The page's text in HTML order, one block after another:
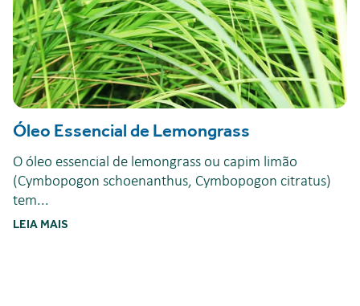
Óleo Essencial de Lemongrass
O óleo essencial de lemongrass ou capim limão
(Cymbopogon schoenanthus, Cymbopogon citratus)
tem...
LEIA MAIS